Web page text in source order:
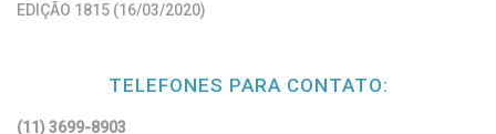
EDIÇÃO 1815 (16/03/2020)
TELEFONES PARA CONTATO:
(11) 3699-8903